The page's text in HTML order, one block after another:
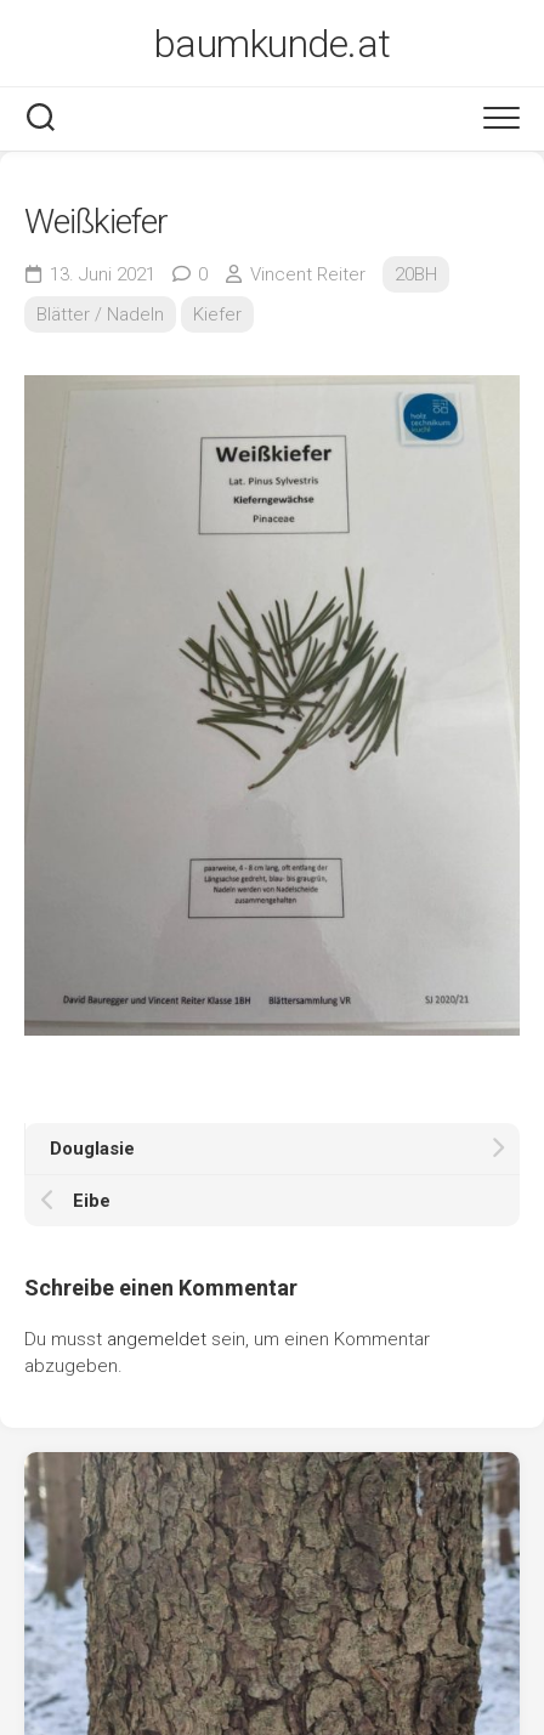
baumkunde.at
Weißkiefer
13. Juni 2021 0 Vincent Reiter
20BH
Blätter / Nadeln
Kiefer
Douglasie
Eibe
Schreibe einen Kommentar
Du musst angemeldet sein, um einen Kommentar
abzugeben.